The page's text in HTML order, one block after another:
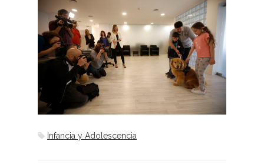
Infancia y Adolescencia